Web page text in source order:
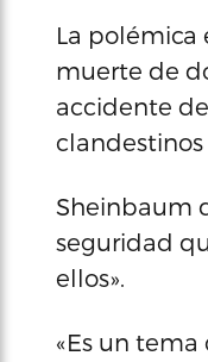
La polémica
muerte de
accidente
clandestinos
Sheinbaum
seguridad
ellos».
«Es un